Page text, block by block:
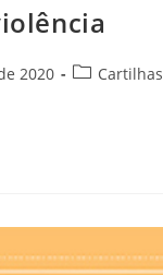
2020 Cartilhas